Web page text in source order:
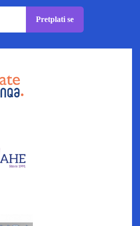
Pretplati se